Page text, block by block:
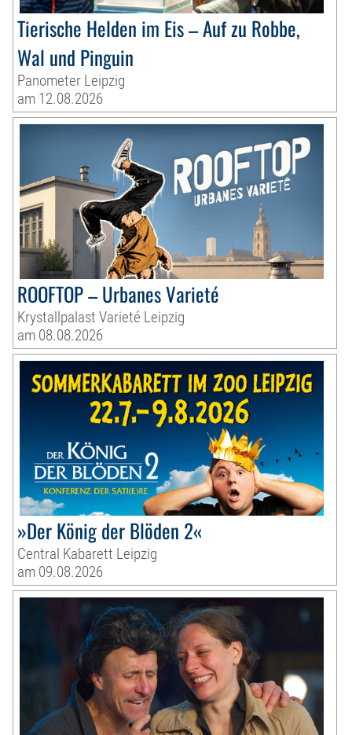
Tierische Helden im Eis – Auf zu Robbe,
Wal und Pinguin
Panometer Leipzig
am 12.08.2026
ROOFTOP – Urbanes Varieté
Krystallpalast Varieté Leipzig
am 08.08.2026
»Der König der Blöden 2«
Central Kabarett Leipzig
am 09.08.2026